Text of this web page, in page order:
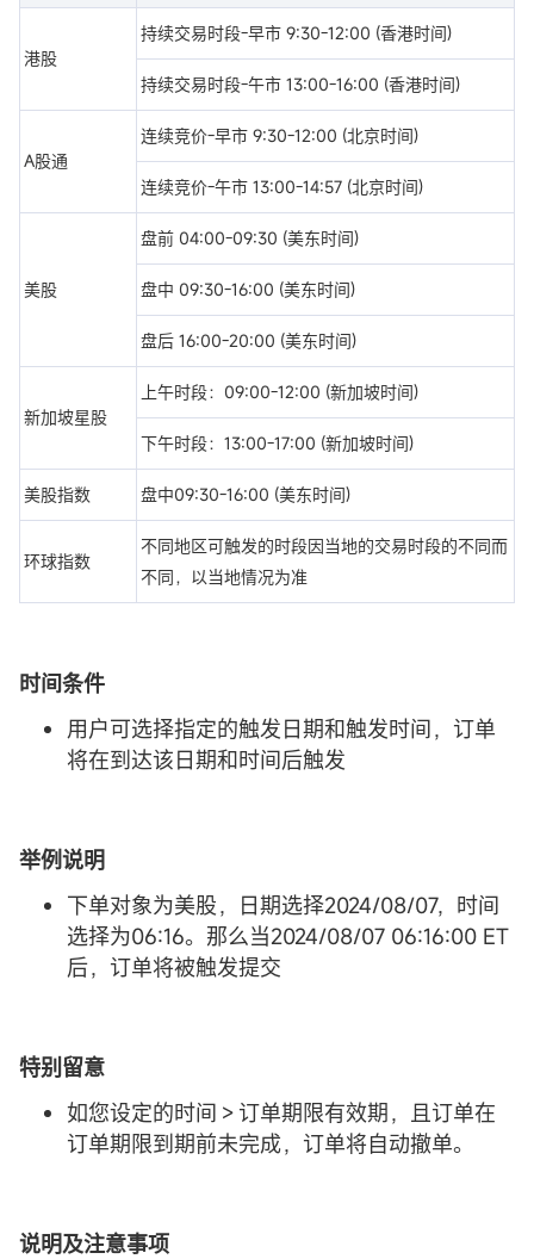
港股
持续交易时段-早市 9:30-12:00 (香港时间)
持续交易时段-午市 13:00-16:00 (香港时间)
A股通
连续竞价-早市 9:30-12:00 (北京时间)
连续竞价-午市 13:00-14:57 (北京时间)
美股
盘前 04:00-09:30 (美东时间)
盘中 09:30-16:00 (美东时间)
盘后 16:00-20:00 (美东时间)
新加坡星股
上午时段：09:00-12:00 (新加坡时间)
下午时段：13:00-17:00 (新加坡时间)
美股指数 盘中09:30-16:00 (美东时间)
环球指数
不同地区可触发的时段因当地的交易时段的不同而
不同，以当地情况为准
时间条件
用户可选择指定的触发日期和触发时间，订单
将在到达该日期和时间后触发
举例说明
下单对象为美股，日期选择2024/08/07，时间
选择为06:16。那么当2024/08/07 06:16:00 ET
后，订单将被触发提交
特别留意
如您设定的时间＞订单期限有效期，且订单在
订单期限到期前未完成，订单将自动撤单。
说明及注意事项